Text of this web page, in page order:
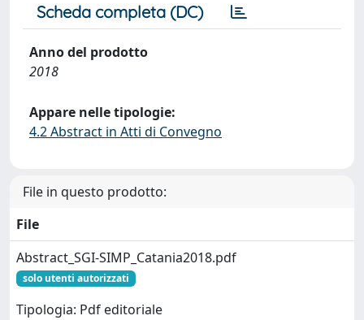
Scheda completa (DC)
Anno del prodotto
2018
Appare nelle tipologie:
4.2 Abstract in Atti di Convegno
File in questo prodotto:
File
Abstract_SGI-SIMP_Catania2018.pdf
solo utenti autorizzati
Tipologia: Pdf editoriale